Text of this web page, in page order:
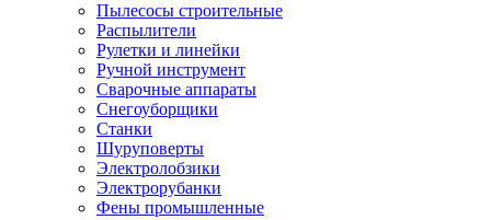
Пылесосы строительные
Распылители
Рулетки и линейки
Ручной инструмент
Сварочные аппараты
Снегоуборщики
Станки
Шуруповерты
Электролобзики
Электрорубанки
Фены промышленные